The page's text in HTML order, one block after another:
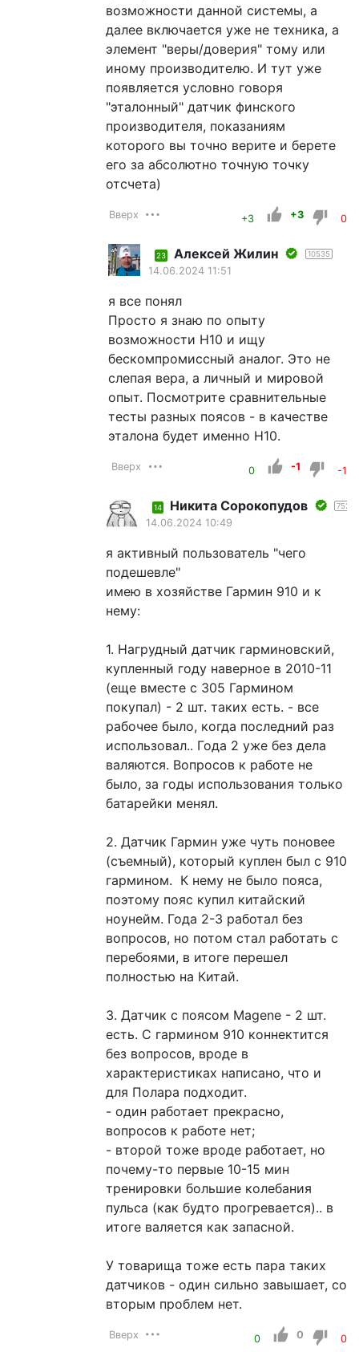
возможности данной системы, а
далее включается уже не техника, а
элемент "веры/доверия" тому или
иному производителю. И тут уже
появляется условно говоря
"эталонный" датчик финского
производителя, показаниям
которого вы точно верите и берете
его за абсолютно точную точку
отсчета)
Вверх +3 +3 0
23 Алексей Жилин 10535
14.06.2024 11:51
я все понял
Просто я знаю по опыту
возможности H10 и ищу
бескомпромиссный аналог. Это не
слепая вера, а личный и мировой
опыт. Посмотрите сравнительные
тесты разных поясов - в качестве
эталона будет именно H10.
Вверх 0 -1 -1
14 Никита Сорокопудов 752
14.06.2024 10:49
я активный пользователь "чего
подешевле"
имею в хозяйстве Гармин 910 и к
нему:
1. Нагрудный датчик гарминовский,
купленный году наверное в 2010-11
(еще вместе с 305 Гармином
покупал) - 2 шт. таких есть. - все
рабочее было, когда последний раз
использовал.. Года 2 уже без дела
валяются. Вопросов к работе не
было, за годы использования только
батарейки менял.
2. Датчик Гармин уже чуть поновее
(съемный), который куплен был с 910
гармином. К нему не было пояса,
поэтому пояс купил китайский
ноунейм. Года 2-3 работал без
вопросов, но потом стал работать с
перебоями, в итоге перешел
полностью на Китай.
3. Датчик с поясом Magenе - 2 шт.
есть. С гармином 910 коннектится
без вопросов, вроде в
характеристиках написано, что и
для Полара подходит.
- один работает прекрасно,
вопросов к работе нет;
- второй тоже вроде работает, но
почему-то первые 10-15 мин
тренировки большие колебания
пульса (как будто прогревается).. в
итоге валяется как запасной.
У товарища тоже есть пара таких
датчиков - один сильно завышает, со
вторым проблем нет.
Вверх 0 0 0